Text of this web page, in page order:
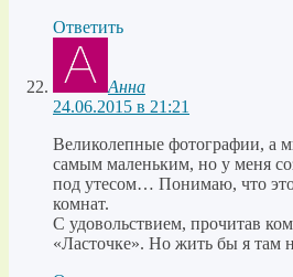
Ответить
Анна
24.06.2015 в 21:21
Великолепные фотографии, а
самым маленьким, но у меня
под утесом… Понимаю, что
комнат.
С удовольствием, прочитав
«Ласточке». Но жить бы я там